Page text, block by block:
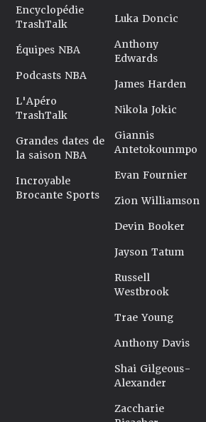
Encyclopédie
TrashTalk
Équipes NBA
Podcasts NBA
L'Apéro
TrashTalk
Grandes dates de
la saison NBA
Incroyable
Brocante Sports
Luka Doncic
Anthony
Edwards
James Harden
Nikola Jokic
Giannis
Antetokounmpo
Evan Fournier
Zion Williamson
Devin Booker
Jayson Tatum
Russell
Westbrook
Trae Young
Anthony Davis
Shai Gilgeous-
Alexander
Zaccharie